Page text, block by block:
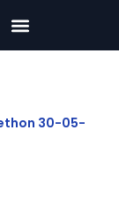
30-05-